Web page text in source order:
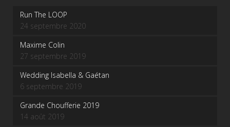
Run The LOOP
24 septembre 2020
Maxime Colin
27 septembre 2019
Wedding Isabella & Gaétan
6 septembre 2019
Grande Choufferie 2019
14 août 2019